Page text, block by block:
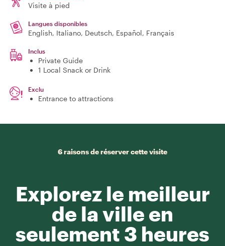
Visite à pied
Langues disponibles
English, Italiano, Deutsch, Español, Français
Inclus
Private Guide
1 Local Snack or Drink
Exclu
Entrance to attractions
6 raisons de réserver cette visite
Explorez le meilleur
de la ville en
seulement 3 heures